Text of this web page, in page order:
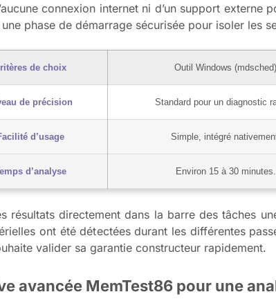
connexion internet ni d’un support
phase de démarrage sécurisée pour isoler les
de choix Outil Windows (mdsched)
de précision Standard pour un diagnostic
d’usage Simple, intégré
d’analyse Environ 15 à 30 minutes.
résultats directement dans la barre des tâches
ont été détectées durant les différentes
valider sa garantie constructeur rapidement.
avancée MemTest86 pour une